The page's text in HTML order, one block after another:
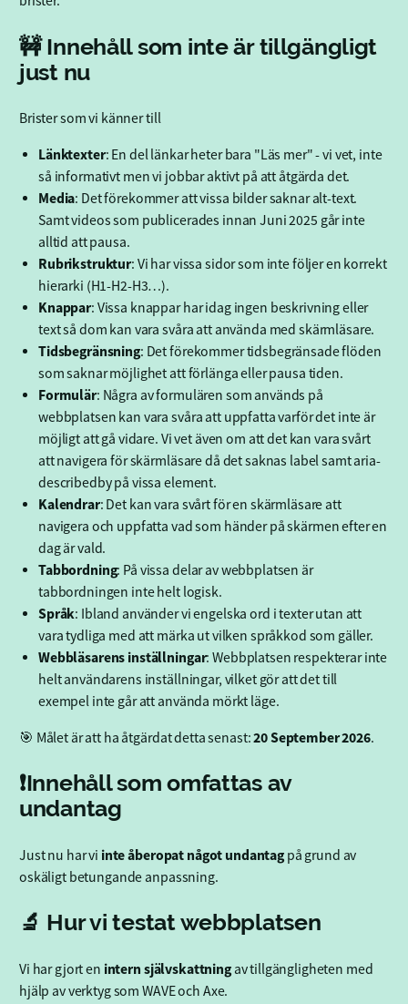
🚧 Innehåll som inte är tillgängligt
just nu
Brister som vi känner till
Länktexter: En del länkar heter bara "Läs mer" - vi vet, inte
så informativt men vi jobbar aktivt på att åtgärda det.
Media: Det förekommer att vissa bilder saknar alt-text.
Samt videos som publicerades innan Juni 2025 går inte
alltid att pausa.
Rubrikstruktur: Vi har vissa sidor som inte följer en korrekt
hierarki (H1-H2-H3…).
Knappar: Vissa knappar har idag ingen beskrivning eller
text så dom kan vara svåra att använda med skärmläsare.
Tidsbegränsning: Det förekommer tidsbegränsade flöden
som saknar möjlighet att förlänga eller pausa tiden.
Formulär: Några av formulären som används på
webbplatsen kan vara svåra att uppfatta varför det inte är
möjligt att gå vidare. Vi vet även om att det kan vara svårt
att navigera för skärmläsare då det saknas label samt aria-
describedby på vissa element.
Kalendrar: Det kan vara svårt för en skärmläsare att
navigera och uppfatta vad som händer på skärmen efter en
dag är vald.
Tabbordning: På vissa delar av webbplatsen är
tabbordningen inte helt logisk.
Språk: Ibland använder vi engelska ord i texter utan att
vara tydliga med att märka ut vilken språkkod som gäller.
Webbläsarens inställningar: Webbplatsen respekterar inte
helt användarens inställningar, vilket gör att det till
exempel inte går att använda mörkt läge.
🎯 Målet är att ha åtgärdat detta senast:20 September 2026.
❗Innehåll som omfattas av
undantag
Just nu har vi inte åberopat något undantag på grund av
oskäligt betungande anpassning.
🔬 Hur vi testat webbplatsen
Vi har gjort en intern självskattningav tillgängligheten med
hjälp av verktyg som WAVE och Axe.